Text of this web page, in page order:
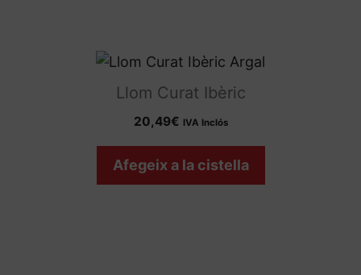
Llom Curat Ibèric
20,49€ IVA Inclós
Afegeix a la cistella